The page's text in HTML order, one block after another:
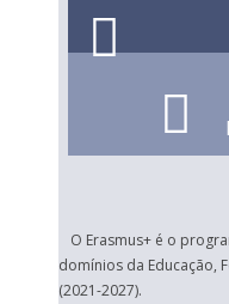
O Erasmus+ é o
domínios da Educação,
(2021-2027).